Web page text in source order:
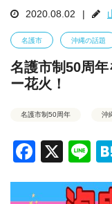
2020.08.02 |
名護市 沖縄の話題
名護市制50周
ー花火！
名護市制50周年 沖
X